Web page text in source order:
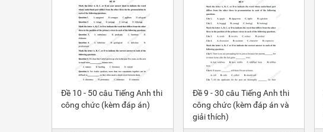
Đề 10 - 50 câu Tiếng Anh thi
công chức (kèm đáp án)
Đề 9 - 30 câu Tiếng Anh thi
công chức (kèm đáp án và
giải thích)